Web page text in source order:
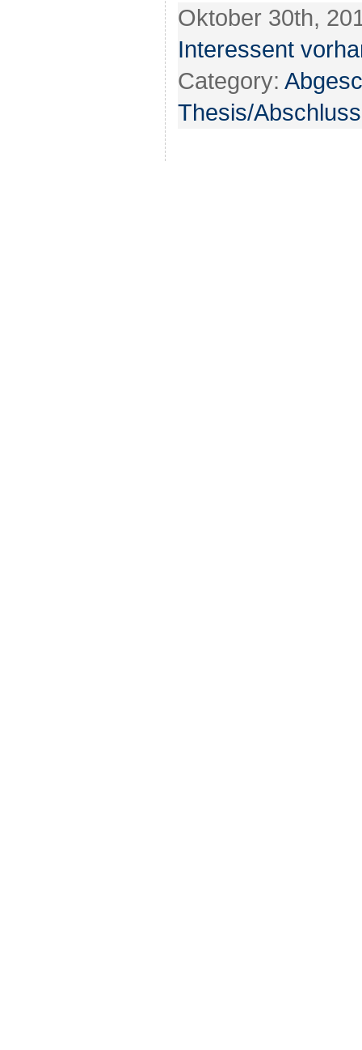
Oktober 30th,
Interessent
Category:
Thesis/